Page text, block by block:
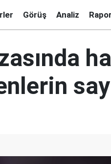
Görüş Analiz Rapor